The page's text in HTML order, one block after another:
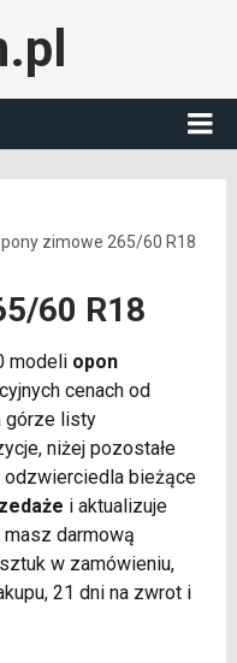
zimowe 265/60 R18
60 R18
modeli opon
cenach od
górze listy
niżej pozostałe
bieżące
i aktualizuje
masz darmową
w zamówieniu,
21 dni na zwrot i